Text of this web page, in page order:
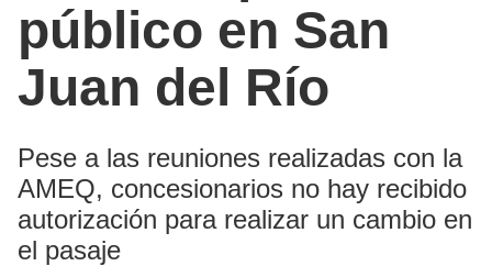
público en San
Juan del Río
Pese a las reuniones realizadas con la
AMEQ, concesionarios no hay recibido
autorización para realizar un cambio en
el pasaje